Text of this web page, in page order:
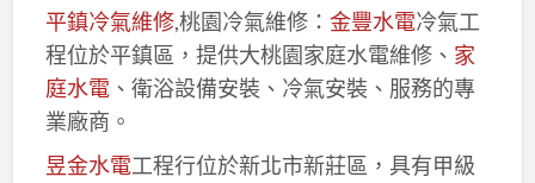
平鎮冷氣維修,桃園冷氣維修： 金豐水電冷氣工
程位於平鎮區，提供大桃園家庭水電維修、 家
庭水電、衛浴設備安裝、冷氣安裝、服務的專
業廠商。
昱金水電工程行位於新北市新莊區，具有甲級